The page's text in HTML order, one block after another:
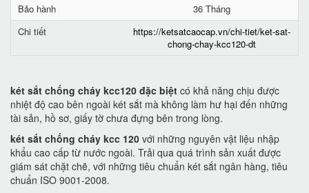
Bảo hành
36 Tháng
Chi tiết
https://ketsatcaocap.vn/chi-tiet/ket-sat-
chong-chay-kcc120-dt
két sắt chống cháy kcc120 đặc biệt có khả năng chịu được
nhiệt độ cao bên ngoài két sắt mà không làm hư hại đến những
tài sản, hồ sơ, giấy tờ chưa đựng bên trong lòng.
két sắt chống cháy kcc 120 với những nguyên vật liệu nhập
khẩu cao cấp từ nước ngoài. Trải qua quá trình sản xuất được
giám sát chặt chẽ, với những tiêu chuẩn két sắt ngân hàng, tiêu
chuẩn ISO 9001-2008.